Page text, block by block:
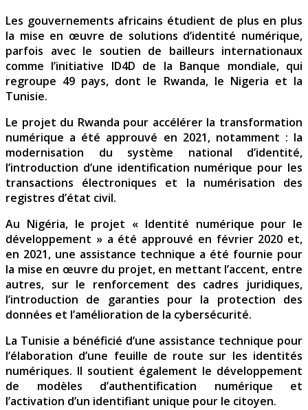
Les gouvernements africains étudient de plus en plus
la mise en œuvre de solutions d’identité numérique,
parfois avec le soutien de bailleurs internationaux
comme l’initiative ID4D de la Banque mondiale, qui
regroupe 49 pays, dont le Rwanda, le Nigeria et la
Tunisie.
Le projet du Rwanda pour accélérer la transformation
numérique a été approuvé en 2021, notamment : la
modernisation du système national d’identité,
l’introduction d’une identification numérique pour les
transactions électroniques et la numérisation des
registres d’état civil.
Au Nigéria, le projet « Identité numérique pour le
développement » a été approuvé en février 2020 et,
en 2021, une assistance technique a été fournie pour
la mise en œuvre du projet, en mettant l’accent, entre
autres, sur le renforcement des cadres juridiques,
l’introduction de garanties pour la protection des
données et l’amélioration de la cybersécurité.
La Tunisie a bénéficié d’une assistance technique pour
l’élaboration d’une feuille de route sur les identités
numériques. Il soutient également le développement
de modèles d’authentification numérique et
l’activation d’un identifiant unique pour le citoyen.